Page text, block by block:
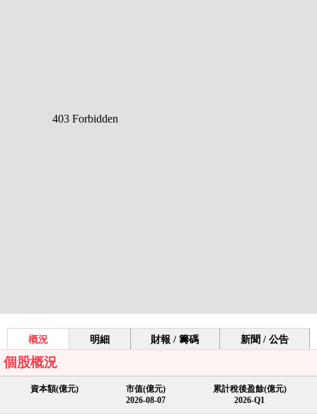
概況 明細 財報 / 籌碼 新聞 / 公告
個股概況
資本額(億元)
市值(億元)
2026-08-07
累計稅後盈餘(億元)
2026-Q1